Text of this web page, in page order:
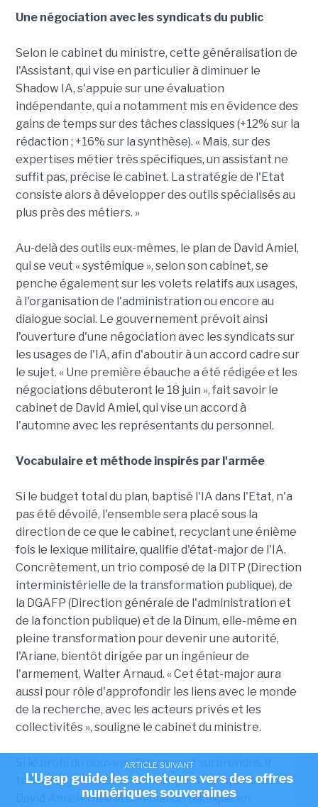
Une négociation avec les syndicats du public
Selon le cabinet du ministre, cette généralisation de
l'Assistant, qui vise en particulier à diminuer le
Shadow IA, s'appuie sur une évaluation
indépendante, qui a notamment mis en évidence des
gains de temps sur des tâches classiques (+12% sur la
rédaction ; +16% sur la synthèse). « Mais, sur des
expertises métier très spécifiques, un assistant ne
suffit pas, précise le cabinet. La stratégie de l'Etat
consiste alors à développer des outils spécialisés au
plus près des métiers. »
Au-delà des outils eux-mêmes, le plan de David Amiel,
qui se veut « systémique », selon son cabinet, se
penche également sur les volets relatifs aux usages,
à l'organisation de l'administration ou encore au
dialogue social. Le gouvernement prévoit ainsi
l'ouverture d'une négociation avec les syndicats sur
les usages de l'IA, afin d'aboutir à un accord cadre sur
le sujet. « Une première ébauche a été rédigée et les
négociations débuteront le 18 juin », fait savoir le
cabinet de David Amiel, qui vise un accord à
l'automne avec les représentants du personnel.
Vocabulaire et méthode inspirés par l'armée
Si le budget total du plan, baptisé l'IA dans l'Etat, n'a
pas été dévoilé, l'ensemble sera placé sous la
direction de ce que le cabinet, recyclant une énième
fois le lexique militaire, qualifie d'état-major de l'IA.
Concrètement, un trio composé de la DITP (Direction
interministérielle de la transformation publique), de
la DGAFP (Direction générale de l'administration et
de la fonction publique) et de la Dinum, elle-même en
pleine transformation pour devenir une autorité,
l'Ariane, bientôt dirigée par un ingénieur de
l'armement, Walter Arnaud. « Cet état-major aura
aussi pour rôle d'approfondir les liens avec le monde
de la recherche, avec les acteurs privés et les
collectivités », souligne le cabinet du ministre.
Si le profil du nouveau Dinum peut surprendre, il
trouve sa justification dans le parallèle que dresse
David Amiel entre la commande publique en
ARTICLE SUIVANT
L'Ugap guide les acheteurs vers des offres
numériques souveraines